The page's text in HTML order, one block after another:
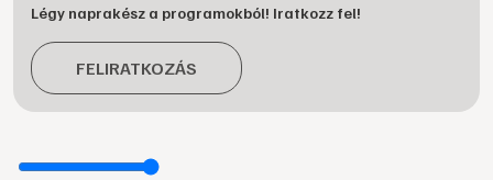
Légy naprakész a programokból! Iratkozz fel!
FELIRATKOZÁS